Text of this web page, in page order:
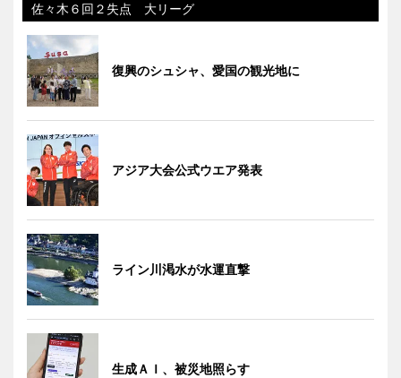
佐々木６回２失点 大リーグ
復興のシュシャ、愛国の観光地に
アジア大会公式ウエア発表
ライン川渇水が水運直撃
生成ＡＩ、被災地照らす